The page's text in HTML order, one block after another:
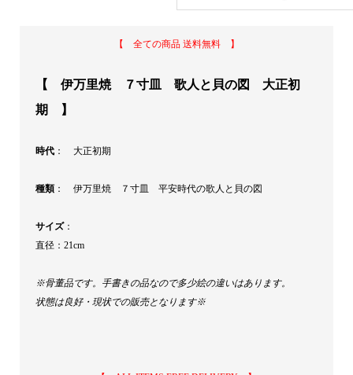
期
【 全ての商品 送料無料 】
【 伊万里焼 ７寸皿 歌人と貝の図 大正初
期 】
時代： 大正初期
種類： 伊万里焼 ７寸皿 平安時代の歌人と貝の図
サイズ：
直径：21cm
※骨董品です。手書きの品なので多少絵の違いはあります。
状態は良好・現状での販売となります※